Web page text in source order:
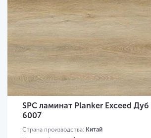
SPC ламинат Planker Exceed Дуб
6007
Страна производства: Китай